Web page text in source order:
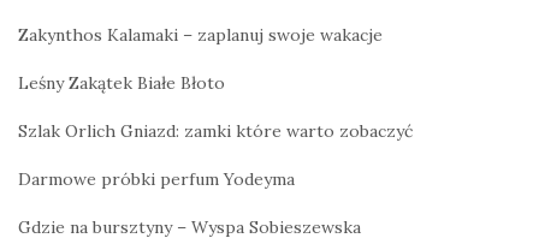
Zakynthos Kalamaki – zaplanuj swoje wakacje
Leśny Zakątek Białe Błoto
Szlak Orlich Gniazd: zamki które warto zobaczyć
Darmowe próbki perfum Yodeyma
Gdzie na bursztyny – Wyspa Sobieszewska